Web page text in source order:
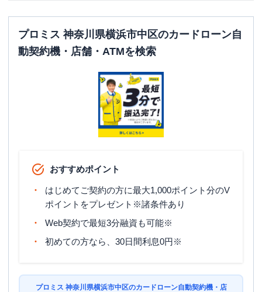
ATM営業時間
平日：7：00～24：00
日祝：7：00～24：00
ATM
〇
神奈川県横浜市中区本町３－２７－１
プロミス 神奈川県横浜市中区のカードローン自
動契約機・店舗・ATMを検索
おすすめポイント
はじめてご契約の方に最大1,000ポイント分のV
ポイントをプレゼント※諸条件あり
Web契約で最短3分融資も可能※
初めての方なら、30日間利息0円※
プロミス 神奈川県横浜市中区のカードローン自動契約機・店